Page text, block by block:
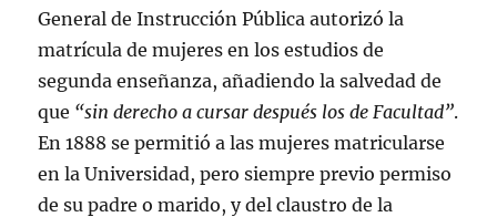
General de Instrucción Pública autorizó la
matrícula de mujeres en los estudios de
segunda enseñanza, añadiendo la salvedad de
que “sin derecho a cursar después los de Facultad”.
En 1888 se permitió a las mujeres matricularse
en la Universidad, pero siempre previo permiso
de su padre o marido, y del claustro de la